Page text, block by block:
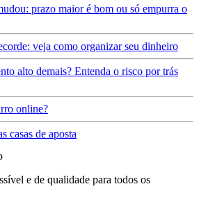
prazo maior é bom ou só empurra o
veja como organizar seu dinheiro
alto demais? Entenda o risco por trás
online?
casas de aposta
e de qualidade para todos os